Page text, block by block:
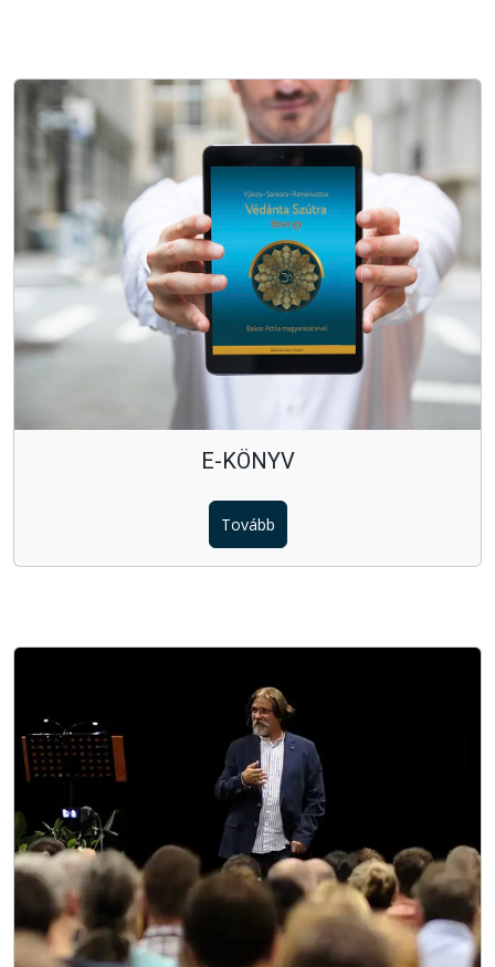
E-KÖNYV
Tovább